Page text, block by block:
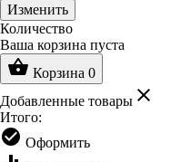
Изменить
Количество
Ваша корзина пуста
shopping_basket Корзина 0
Добавленные товары clear
Итого:
check_circle Оформить